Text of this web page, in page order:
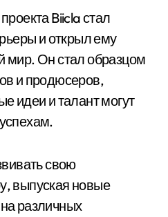
Biicla стал
и открыл ему
мир. Он стал образцом
и продюсеров,
идеи и талант могут
свою
выпуская новые
различных